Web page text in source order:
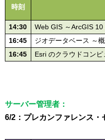
時刻
14:30
Web GIS ～ArcGIS 10
16:45
ジオデータベース ～
16:45
Esri のクラウドコン
サーバー管理者：
6/2：プレカンファレンス・